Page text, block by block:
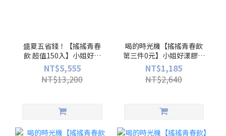
盛夏五省錢！【搖搖青春
飲 超值150入】小姐好漾
膠原蛋白(10入/盒)x15
NT$5,555
NT$13,200
喝的時光機【搖搖青春飲
第三件0元】小姐好漾膠原
蛋白(10入/盒)x3
NT$1,185
NT$2,640